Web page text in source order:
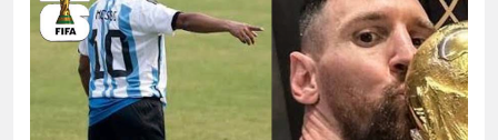
ইসরাইল চূড়ান্ত বৈঠক, নজরে যুদ্ধবিরতি
জুলাই আন্দোলনে ছিল না: ফয়জুল করীম
হামলা চালালে উপসাগরীয় দেশগুলোও নিরাপদ থাকবে